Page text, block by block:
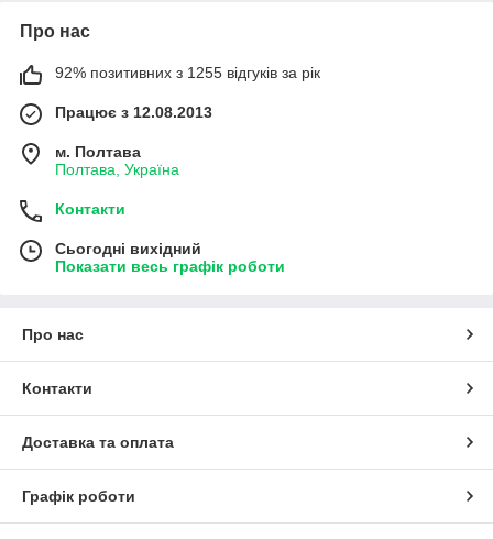
Про нас
92% позитивних з 1255 відгуків за рік
Працює з 12.08.2013
м. Полтава
Полтава, Україна
Контакти
Сьогодні вихідний
Показати весь графік роботи
Про нас
Контакти
Доставка та оплата
Графік роботи